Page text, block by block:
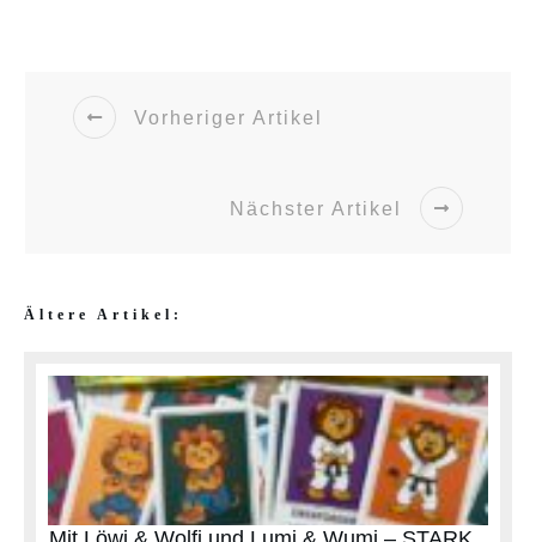
Vorheriger Artikel
Nächster Artikel
Ältere Artikel: